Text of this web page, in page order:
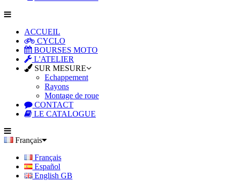
ACCUEIL
CYCLO
BOURSES MOTO
L'ATELIER
SUR MESURE
Echappement
Rayons
Montage de roue
CONTACT
LE CATALOGUE
Français
Français
Español
English GB